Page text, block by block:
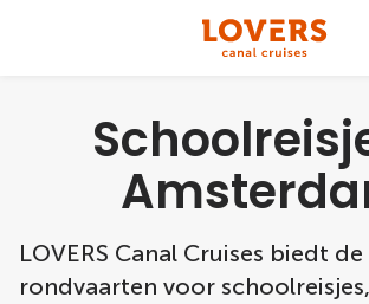
LOVERS Canal Cruises biedt
rondvaarten voor schoolreisjes,